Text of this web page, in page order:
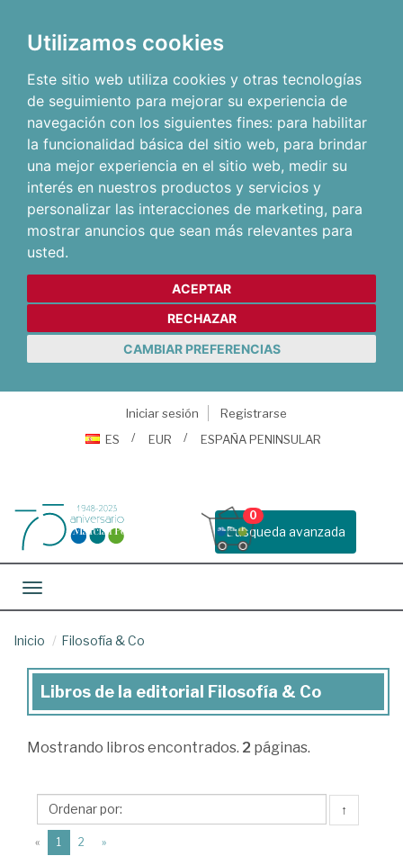
Utilizamos cookies
Este sitio web utiliza cookies y otras tecnologías
de seguimiento para mejorar su experiencia de
navegación con los siguientes fines: para habilitar
la funcionalidad básica del sitio web, para brindar
una mejor experiencia en el sitio web, medir su
interés en nuestros productos y servicios y
personalizar las interacciones de marketing, para
mostrar anuncios que sean más relevantes para
usted.
ACEPTAR
RECHAZAR
CAMBIAR PREFERENCIAS
Iniciar sesión
Registrarse
ES
EUR ESPAÑA PENINSULAR
Busqueda avanzada
0
Toggle navigation
Inicio Filosofía & Co
Libros
la
Filosofía
&
Libros de la editorial Filosofía & Co
Mostrando libros encontrados. 2 páginas.
↑
« 1 (current)
2 »